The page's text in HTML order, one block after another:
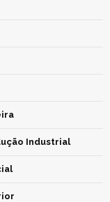
Industrial